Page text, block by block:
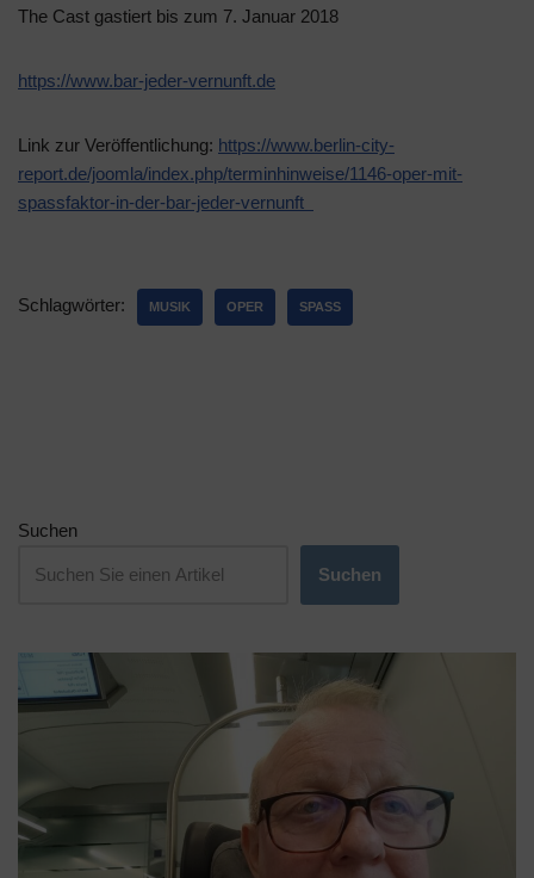
The Cast gastiert bis zum 7. Januar 2018
https://www.bar-jeder-vernunft.de
Link zur Veröffentlichung: https://www.berlin-city-
report.de/joomla/index.php/terminhinweise/1146-oper-mit-
spassfaktor-in-der-bar-jeder-vernunft
Schlagwörter: MUSIK OPER SPASS
Suchen
Suchen